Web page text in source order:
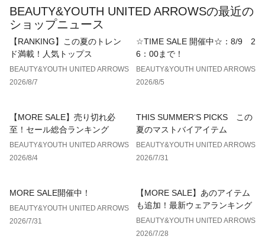
・イージーワイドテーパードパンツNO.9
（対象品番：12141862605）
・キャンプカラー長袖シャツ
（対象品番：12111262601）
・キャンプカラー半袖シャツ
（対象品番：12161862604）
・ジップアップシャツ
============================
裏地：なし
透け感：なし
伸縮：なし
ケア方法：洗濯機洗い可
============================
BEAUTY&YOUTH UNITED ARROWSの最近の
ショップニュース
【RANKING】この夏のトレン
ド満載！人気トップス
BEAUTY&YOUTH UNITED ARROWS
2026/8/7
☆TIME SALE 開催中☆：8/9 2
6：00まで！
BEAUTY&YOUTH UNITED ARROWS
2026/8/5
【MORE SALE】売り切れ必
至！セール総合ランキング
BEAUTY&YOUTH UNITED ARROWS
2026/8/4
THIS SUMMER‘S PICKS この
夏のマストバイアイテム
BEAUTY&YOUTH UNITED ARROWS
2026/7/31
MORE SALE開催中！
BEAUTY&YOUTH UNITED ARROWS
2026/7/31
【MORE SALE】あのアイテム
も追加！最新ウェアランキング
BEAUTY&YOUTH UNITED ARROWS
2026/7/28